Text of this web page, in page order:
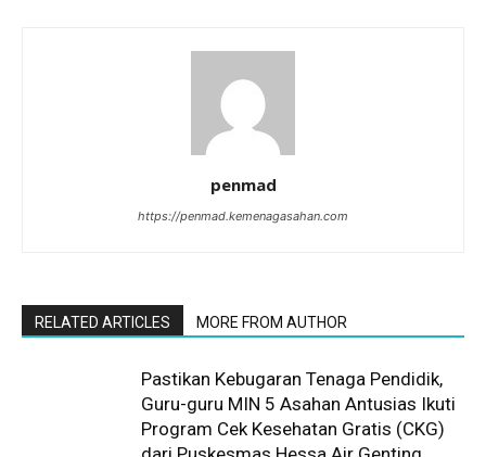
penmad
https://penmad.kemenagasahan.com
RELATED ARTICLES MORE FROM AUTHOR
Pastikan Kebugaran Tenaga Pendidik,
Guru-guru MIN 5 Asahan Antusias Ikuti
Program Cek Kesehatan Gratis (CKG)